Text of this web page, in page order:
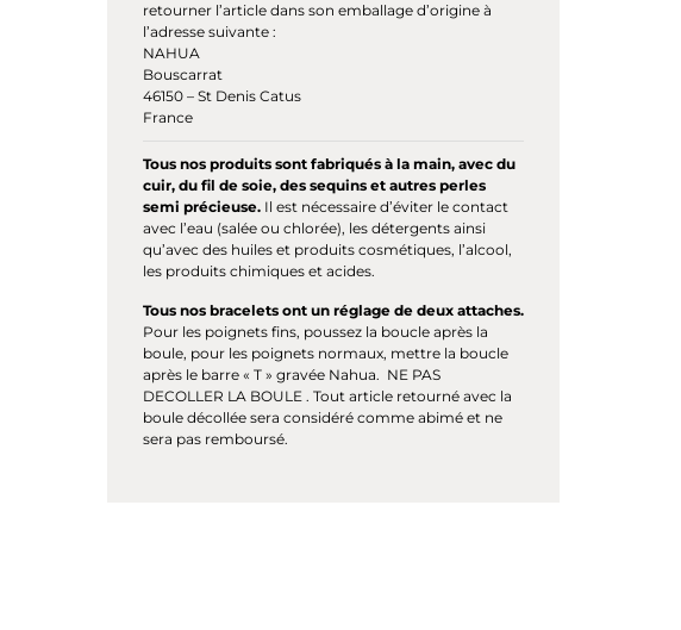
retourner l’article dans son emballage d’origine à
l’adresse suivante :
NAHUA
Bouscarrat
46150 – St Denis Catus
France
Tous nos produits sont fabriqués à la main, avec du
cuir, du fil de soie, des sequins et autres perles
semi précieuse.Il est nécessaire d’éviter le contact
avec l’eau (salée ou chlorée), les détergents ainsi
qu’avec des huiles et produits cosmétiques, l’alcool,
les produits chimiques et acides.
Tous nos bracelets ont un réglage de deux attaches.
Pour les poignets fins, poussez la boucle après la
boule, pour les poignets normaux, mettre la boucle
après le barre « T » gravée Nahua. NE PAS
DECOLLER LA BOULE . Tout article retourné avec la
boule décollée sera considéré comme abimé et ne
sera pas remboursé.